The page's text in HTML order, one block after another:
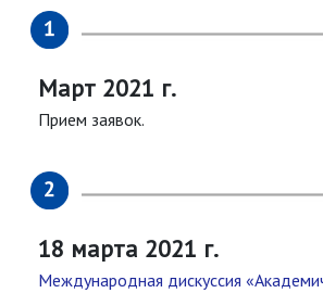
Март 2021 г.
Прием заявок.
18 марта 2021 г.
Международная дискуссия